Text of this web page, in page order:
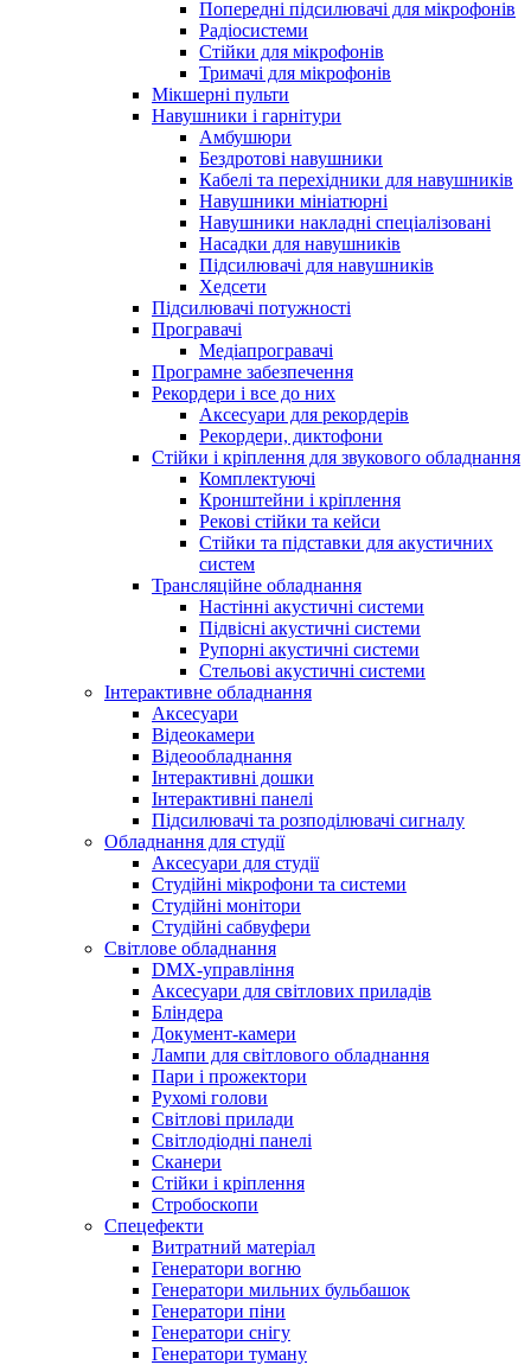
Попередні підсилювачі для мікрофонів
Радіосистеми
Стійки для мікрофонів
Тримачі для мікрофонів
Мікшерні пульти
Навушники і гарнітури
Амбушюри
Бездротові навушники
Кабелі та перехідники для навушників
Навушники мініатюрні
Навушники накладні спеціалізовані
Насадки для навушників
Підсилювачі для навушників
Хедсети
Підсилювачі потужності
Програвачі
Медіапрогравачі
Програмне забезпечення
Рекордери і все до них
Аксесуари для рекордерів
Рекордери, диктофони
Стійки і кріплення для звукового обладнання
Комплектуючі
Кронштейни і кріплення
Рекові стійки та кейси
Стійки та підставки для акустичних
систем
Трансляційне обладнання
Настінні акустичні системи
Підвісні акустичні системи
Рупорні акустичні системи
Стельові акустичні системи
Інтерактивне обладнання
Аксесуари
Відеокамери
Відеообладнання
Інтерактивні дошки
Інтерактивні панелі
Підсилювачі та розподілювачі сигналу
Обладнання для студії
Аксесуари для студії
Студійні мікрофони та системи
Студійні монітори
Студійні сабвуфери
Світлове обладнання
DMX-управління
Аксесуари для світлових приладів
Бліндера
Документ-камери
Лампи для світлового обладнання
Пари і прожектори
Рухомі голови
Світлові прилади
Світлодіодні панелі
Сканери
Стійки і кріплення
Стробоскопи
Спецефекти
Витратний матеріал
Генератори вогню
Генератори мильних бульбашок
Генератори піни
Генератори снігу
Генератори туману